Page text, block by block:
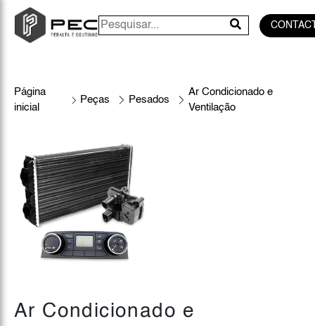
Página
inicial
Peças Pesados
Ar Condicionado e
Ventilação
Ar Condicionado e